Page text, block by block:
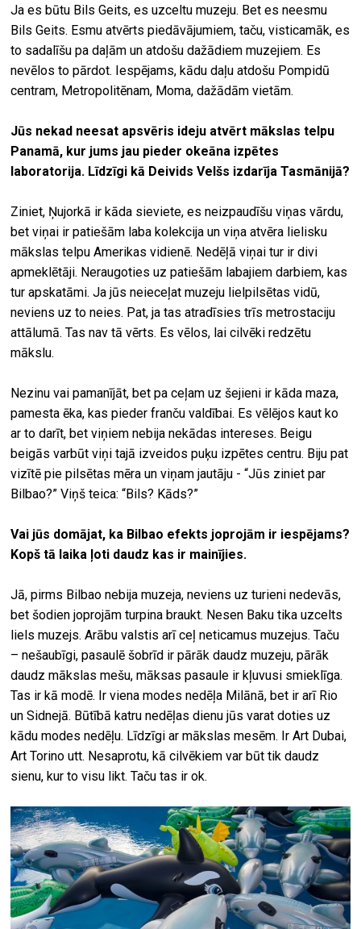
Ja es būtu Bils Geits, es uzceltu muzeju. Bet es neesmu
Bils Geits. Esmu atvērts piedāvājumiem, taču, visticamāk, es
to sadalīšu pa daļām un atdošu dažādiem muzejiem. Es
nevēlos to pārdot. Iespējams, kādu daļu atdošu Pompidū
centram, Metropolitēnam, Moma, dažādām vietām.
Jūs nekad neesat apsvēris ideju atvērt mākslas telpu
Panamā, kur jums jau pieder okeāna izpētes
laboratorija. Līdzīgi kā Deivids Velšs izdarīja Tasmānijā?
Ziniet, Ņujorkā ir kāda sieviete, es neizpaudīšu viņas vārdu,
bet viņai ir patiešām laba kolekcija un viņa atvēra lielisku
mākslas telpu Amerikas vidienē. Nedēļā viņai tur ir divi
apmeklētāji. Neraugoties uz patiešām labajiem darbiem, kas
tur apskatāmi. Ja jūs neieceļat muzeju lielpilsētas vidū,
neviens uz to neies. Pat, ja tas atradīsies trīs metrostaciju
attālumā. Tas nav tā vērts. Es vēlos, lai cilvēki redzētu
mākslu.
Nezinu vai pamanījāt, bet pa ceļam uz šejieni ir kāda maza,
pamesta ēka, kas pieder franču valdībai. Es vēlējos kaut ko
ar to darīt, bet viņiem nebija nekādas intereses. Beigu
beigās varbūt viņi tajā izveidos puķu izpētes centru. Biju pat
vizītē pie pilsētas mēra un viņam jautāju - “Jūs ziniet par
Bilbao?” Viņš teica: “Bils? Kāds?”
Vai jūs domājat, ka Bilbao efekts joprojām ir iespējams?
Kopš tā laika ļoti daudz kas ir mainījies.
Jā, pirms Bilbao nebija muzeja, neviens uz turieni nedevās,
bet šodien joprojām turpina braukt. Nesen Baku tika uzcelts
liels muzejs. Arābu valstis arī ceļ neticamus muzejus. Taču
– nešaubīgi, pasaulē šobrīd ir pārāk daudz muzeju, pārāk
daudz mākslas mešu, māksas pasaule ir kļuvusi smieklīga.
Tas ir kā modē. Ir viena modes nedēļa Milānā, bet ir arī Rio
un Sidnejā. Būtībā katru nedēļas dienu jūs varat doties uz
kādu modes nedēļu. Līdzīgi ar mākslas mesēm. Ir Art Dubai,
Art Torino utt. Nesaprotu, kā cilvēkiem var būt tik daudz
sienu, kur to visu likt. Taču tas ir ok.